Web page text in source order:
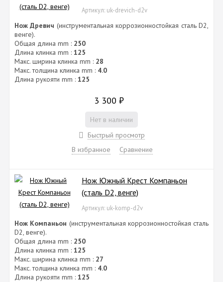
Артикул: uk-drevich-d2v
Нож Древич (инструментальная коррозионностойкая сталь D2,
венге).
Общая длина mm : 250
Длина клинка mm : 125
Макс. ширина клинка mm : 28
Макс. толщина клинка mm : 4.0
Длина рукояти mm : 125
3 300 ₽
Нет в наличии
Быстрый просмотр
В избранное
Сравнение
Нож Южный Крест Компаньон
(сталь D2, венге)
Артикул: uk-komp-d2v
Нож Компаньон (инструментальная коррозионностойкая сталь
D2, венге).
Общая длина mm : 250
Длина клинка mm : 125
Макс. ширина клинка mm : 27
Макс. толщина клинка mm : 4.0
Длина рукояти mm : 125